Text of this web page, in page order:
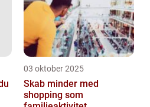
03 oktober 2025
Skab minder med
shopping som